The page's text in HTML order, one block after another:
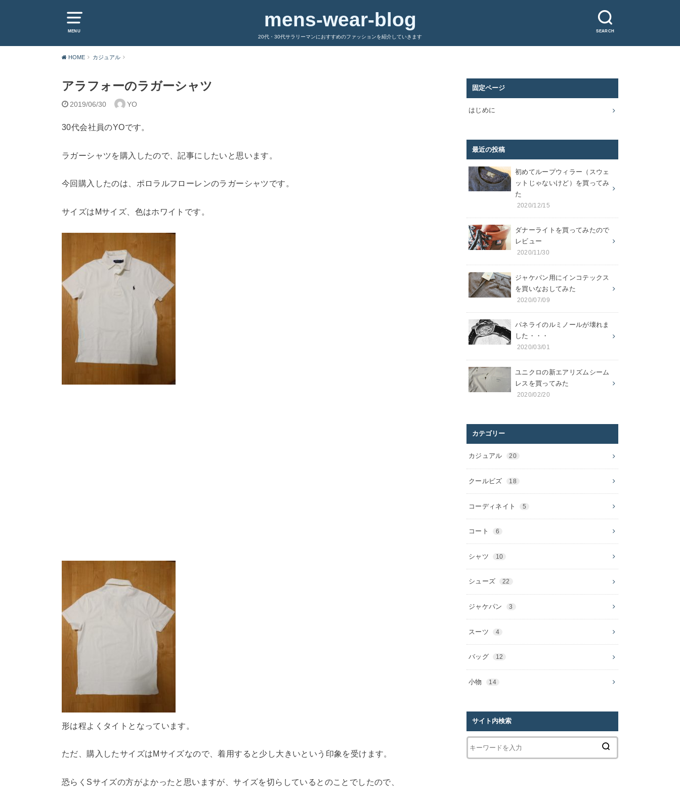
MENU SEARCH
mens-wear-blog
20代・30代サラリーマンにおすすめのファッションを紹介していきます
HOME カジュアル
アラフォーのラガーシャツ
2019/06/30 YO
30代会社員のYOです。
ラガーシャツを購入したので、記事にしたいと思います。
今回購入したのは、ポロラルフローレンのラガーシャツです。
サイズはMサイズ、色はホワイトです。
形は程よくタイトとなっています。
ただ、購入したサイズはMサイズなので、着用すると少し大きいという印象を受けます。
恐らくSサイズの方がよかったと思いますが、サイズを切らしているとのことでしたので、
固定ページ
はじめに
最近の投稿
初めてループウィラー（スウェ
ットじゃないけど）を買ってみ
た
2020/12/15
ダナーライトを買ってみたので
レビュー
2020/11/30
ジャケパン用にインコテックス
を買いなおしてみた
2020/07/09
パネライのルミノールが壊れま
した・・・
2020/03/01
ユニクロの新エアリズムシーム
レスを買ってみた
2020/02/20
カテゴリー
カジュアル 20
クールビズ 18
コーディネイト 5
コート 6
シャツ 10
シューズ 22
ジャケパン 3
スーツ 4
バッグ 12
小物 14
サイト内検索